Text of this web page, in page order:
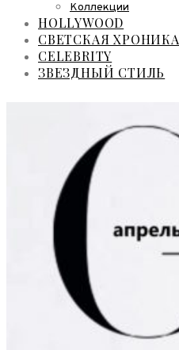
Коллекции
HOLLYWOOD
СВЕТСКАЯ ХРОНИКА
CELEBRITY
ЗВЕЗДНЫЙ СТИЛЬ